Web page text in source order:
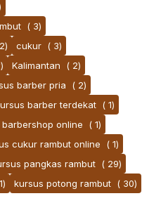
( 3)
cukur ( 3)
Kalimantan
( 2)
barber pria
( 2)
barber terdekat ( 1)
online
( 1)
cukur rambut online
( 1)
pangkas rambut ( 29)
kursus potong rambut ( 30)